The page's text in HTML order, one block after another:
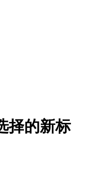
择的新标